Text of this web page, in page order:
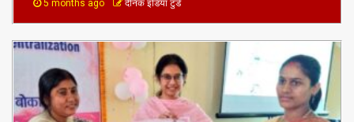
5 months ago दैनिक इंडिया टुडे